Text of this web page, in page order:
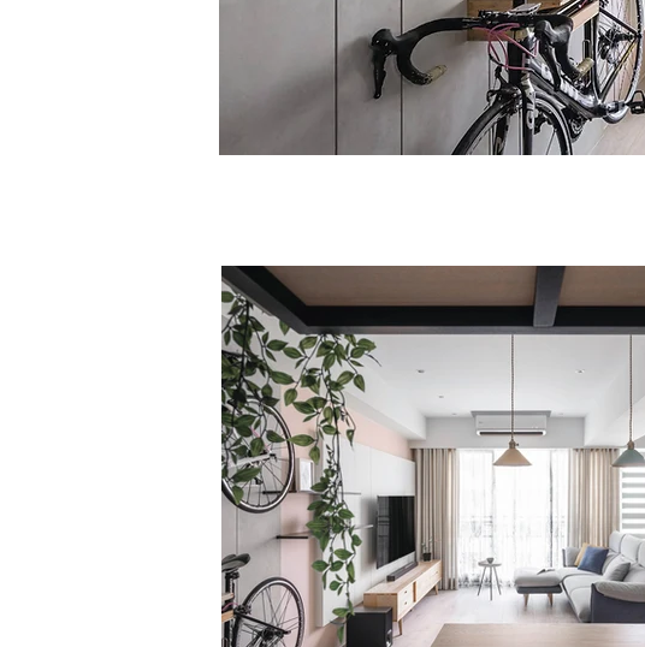
553白松木 W507珍珠白 904 深松柏 905 新銀狐 394
布紋灰 S006 斑駁灰